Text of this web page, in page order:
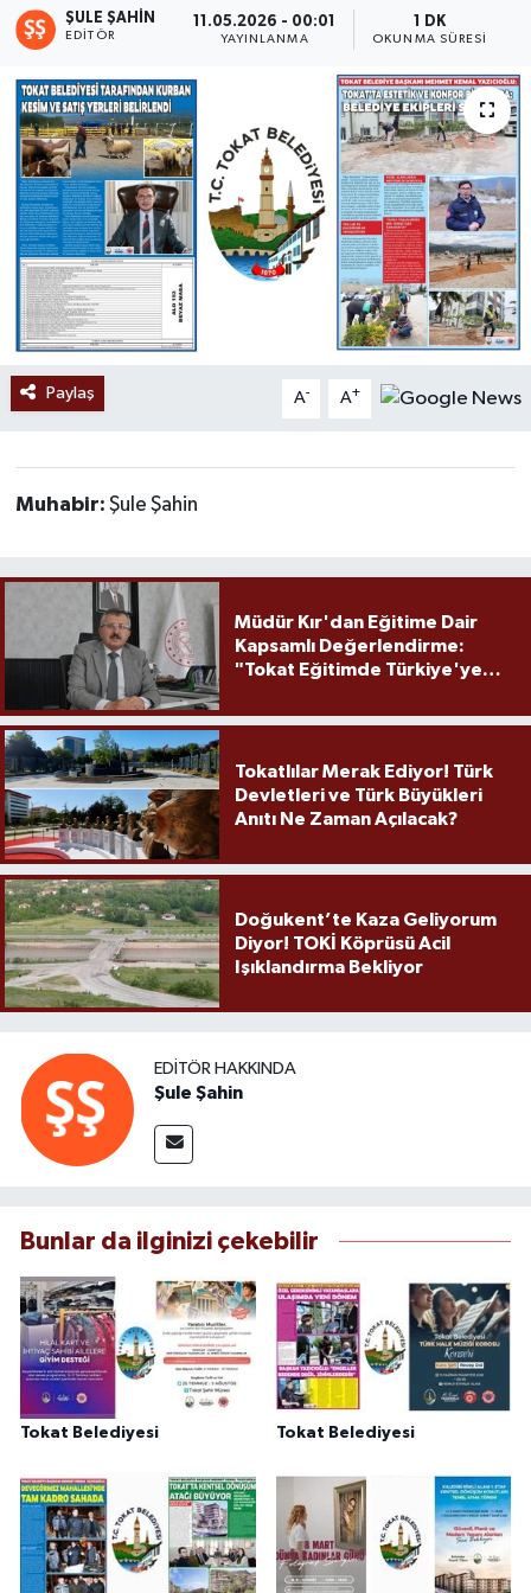
ŞULE ŞAHIN
EDITÖR
11.05.2026 - 00:01
YAYINLANMA
1 DK
OKUNMA SÜRESI
Paylaş A- A+
Muhabir: Şule Şahin
Müdür Kır'dan Eğitime Dair
Kapsamlı Değerlendirme:
"Tokat Eğitimde Türkiye'ye
Tokatlılar Merak Ediyor! Türk
Devletleri ve Türk Büyükleri
Anıtı Ne Zaman Açılacak?
Doğukent’te Kaza Geliyorum
Diyor! TOKİ Köprüsü Acil
Işıklandırma Bekliyor
EDITÖR HAKKINDA
Şule Şahin
Bunlar da ilginizi çekebilir
Tokat Belediyesi Tokat Belediyesi
Ekonomi
Sağlık
Tokat Haber